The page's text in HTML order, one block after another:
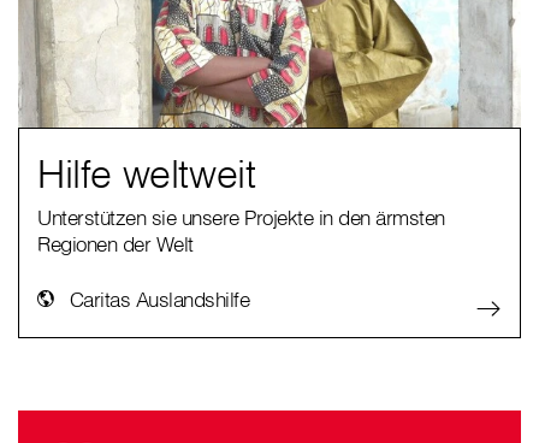
Hilfe weltweit
Unterstützen sie unsere Projekte in den ärmsten
Regionen der Welt
Caritas Auslandshilfe